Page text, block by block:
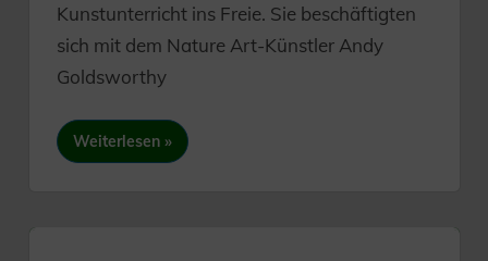
Kunstunterricht ins Freie. Sie beschäftigten
sich mit dem Nature Art-Künstler Andy
Goldsworthy
Weiterlesen